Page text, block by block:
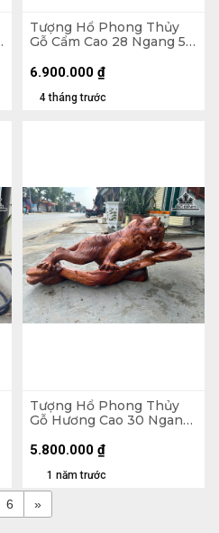
Tượng Hổ Phong Thủy
Gỗ Cẩm Cao 28 Ngang 56
4 tháng trước
6.900.000 ₫
Tượng Hổ Phong Thủy
Gỗ Hương Cao 30 Ngang
1 năm trước
5.800.000 ₫
6 »